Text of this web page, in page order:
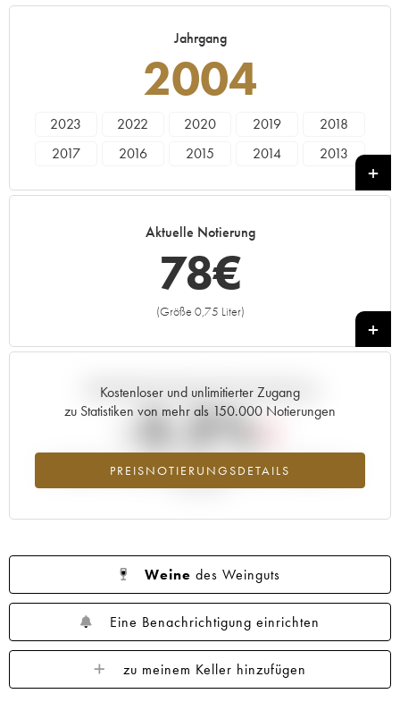
Jahrgang
2004
2023 2022 2020 2019
2018
2017
2016 2015 2014
2013
Aktuelle Notierung
78€
(Größe 0,75 Liter)
+
Kostenloser und unlimitierter Zugang
zu Statistiken von mehr als 150.000 Notierungen
PREISNOTIERUNGSDETAILS
Aktuelle Entwicklung der Preisnotierung
-3.2%
Preisabfall des Jahrgangs 2004 im Jahr 2026 im Vergleich zum
Weine des Weinguts
Eine Benachrichtigung einrichten
zu meinem Keller hinzufügen